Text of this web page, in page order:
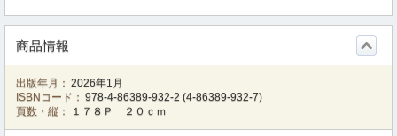
商品情報
出版年月： 2026年1月
ISBNコード： 978-4-86389-932-2 (4-86389-932-7)
頁数・縦：
１７８Ｐ ２０ｃｍ